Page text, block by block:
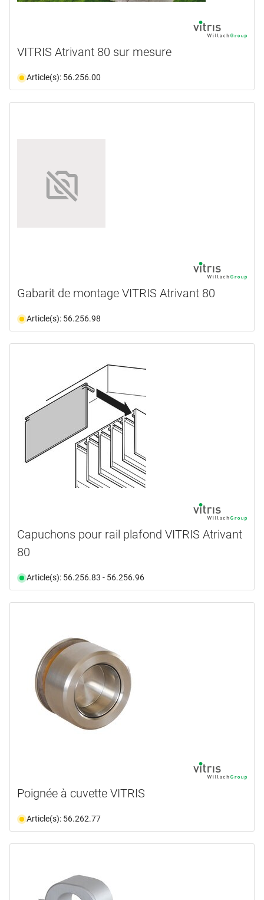
VITRIS Atrivant 80 sur mesure
Article(s): 56.256.00
Gabarit de montage VITRIS Atrivant 80
Article(s): 56.256.98
Capuchons pour rail plafond VITRIS Atrivant
80
Article(s): 56.256.83 - 56.256.96
Poignée à cuvette VITRIS
Article(s): 56.262.77